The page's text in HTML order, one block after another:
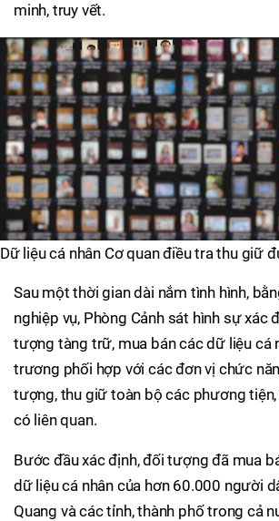
minh, truy vết.
Dữ liệu cá nhân Cơ quan điều tra thu giữ
Sau một thời gian dài nắm tình hình,
nghiệp vụ, Phòng Cảnh sát hình sự xác
tượng tàng trữ, mua bán các dữ liệu cá
trương phối hợp với các đơn vị chức
tượng, thu giữ toàn bộ các phương
có liên quan.
Bước đầu xác định, đối tượng đã mua
dữ liệu cá nhân của hơn 60.000 người
Quang và các tỉnh, thành phố trong cả